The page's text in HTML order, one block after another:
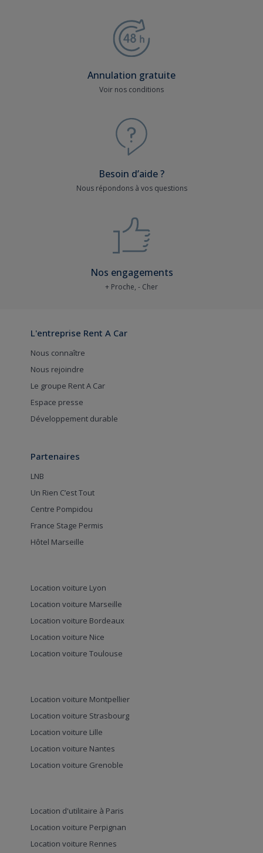
Annulation gratuite
Voir nos conditions
Besoin d’aide ?
Nous répondons à vos questions
Nos engagements
+ Proche, - Cher
L'entreprise Rent A Car
Nous connaître
Nous rejoindre
Le groupe Rent A Car
Espace presse
Développement durable
Partenaires
LNB
Un Rien C’est Tout
Centre Pompidou
France Stage Permis
Hôtel Marseille
Location voiture Lyon
Location voiture Marseille
Location voiture Bordeaux
Location voiture Nice
Location voiture Toulouse
Location voiture Montpellier
Location voiture Strasbourg
Location voiture Lille
Location voiture Nantes
Location voiture Grenoble
Location d'utilitaire à Paris
Location voiture Perpignan
Location voiture Rennes